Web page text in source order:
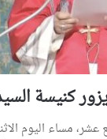
يزور كنيسة
عشر، مساء اليوم